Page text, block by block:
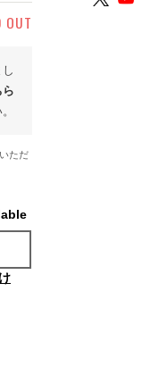
OUT
ら
ただ